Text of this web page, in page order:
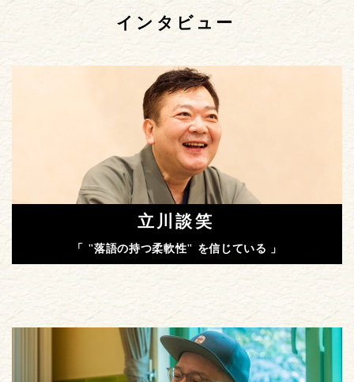
インタビュー
立川談笑
「 "落語の持つ柔軟性" を信じている 」